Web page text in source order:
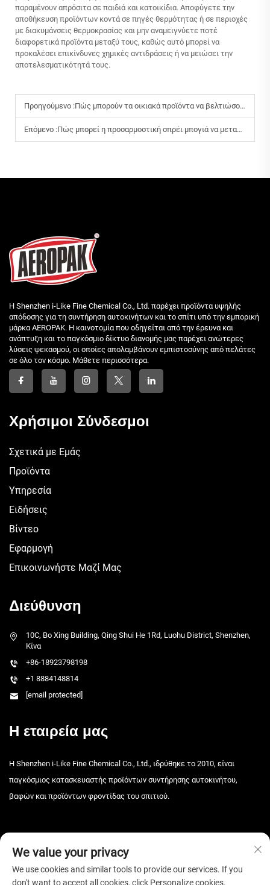
παραμένουν απρόσιτα σε παιδιά και κατοικίδια. Αποφύγετε την
αποθήκευση προϊόντων κοντά σε πηγές θερμότητας ή σε περιοχές
με διακυμάνσεις θερμοκρασίας και μην αναμειγνύετε ποτέ
διαφορετικά προϊόντα μεταξύ τους, καθώς αυτό μπορεί να
προκαλέσει επικίνδυνες χημικές αντιδράσεις ή να μειώσει την
αποτελεσματικότητά τους.
Προηγούμενο :Πώς μπορούν τα οικιακά προϊόντα να βελτιώσουν την καθημερινή αποδοτικότητα του καθαρισμού στο σπίτι;
Επόμενο :Πώς μπορεί η προσαρμοστική σπρέι μπογιά να μεταμορφώσει τα DIY έργα σας στο σπίτι;
Η Shenzhen i-Like Fine Chemical Co., Ltd. παρέχει προϊόντα υψηλής
απόδοσης για τη συντήρηση αυτοκινήτων και το σπίτι υπό την εμπορική
μάρκα AEROPAK. Η καινοτομία που οδηγείται από την έρευνα και
ανάπτυξη και το παγκόσμιο δίκτυο διανομής μας παρέχει ανώτερες
λύσεις ψεκασμού, οι οποίες απολαμβάνουν εμπιστοσύνης από πελάτες
σε όλο τον κόσμο. Μάθετε περισσότερα.
Χρήσιμοι Σύνδεσμοι
Σχετικά με Εμάς
Προϊόντα
Υπηρεσία
Ειδήσεις
Βίντεο
Εφαρμογή
Επικοινωνήστε Μαζί Μας
Διεύθυνση
10C, Bo Xing Building, Qing Shui He 1Rd, Luohu District, Shenzhen,
Κίνα
+86-18923798198
+1 8884148814
[email protected]
Η εταιρεία μας
Η Shenzhen i-Like Fine Chemical Co., Ltd., ιδρύθηκε το 2010, είναι
παγκόσμιος κατασκευαστής προϊόντων συντήρησης αυτοκινήτου,
βαφών και προϊόντων φροντίδας του σπιτιού.
We value your privacy
We use cookies and similar tools to provide our services. If you
don't want to accept all cookies, click Personalize cookies.